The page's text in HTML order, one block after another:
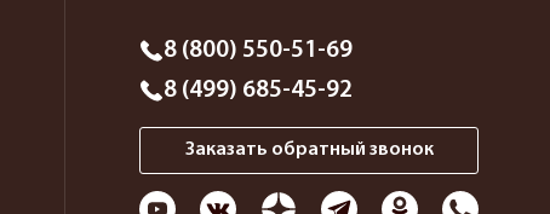
8 (800) 550-51-69
8 (499) 685-45-92
Заказать обратный звонок